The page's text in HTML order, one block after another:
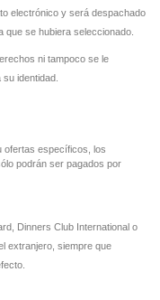
electrónico y será despachado
que se hubiera seleccionado.
ni tampoco se le
identidad.
ofertas específicos, los
podrán ser pagados por
Dinners Club International o
extranjero, siempre que